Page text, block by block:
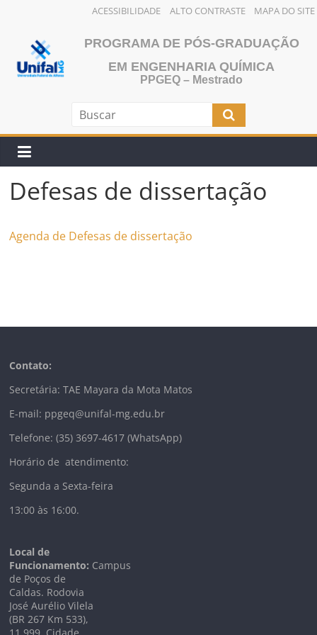
ACESSIBILIDADE ALTO CONTRASTE MAPA DO SITE
conteúdo
PROGRAMA DE PÓS-GRADUAÇÃO
EM ENGENHARIA QUÍMICA
PPGEQ – Mestrado
Defesas de dissertação
Agenda de Defesas de dissertação
Contato:
Secretária: TAE Mayara da Mota Matos
E-mail: ppgeq@unifal-mg.edu.br
Telefone: (35) 3697-4617 (WhatsApp)
Horário de atendimento:
Segunda a Sexta-feira
13:00 às 16:00.
Local de
Funcionamento: Campus
de Poços de
Caldas. Rodovia
José Aurélio Vilela
(BR 267 Km 533),